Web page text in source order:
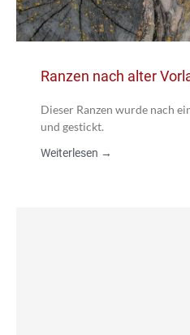
Ranzen nach alter
Dieser Ranzen wurde nach
und gestickt.
Weiterlesen →